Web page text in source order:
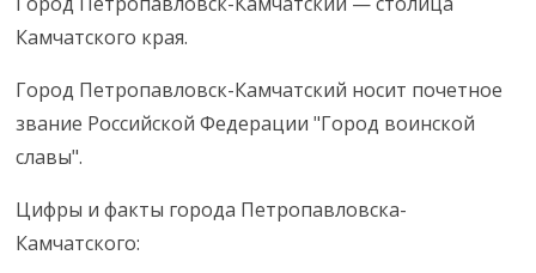
Камчатского края.
Город Петропавловск-Камчатский носит почетное
звание Российской Федерации "Город воинской
славы".
Цифры и факты города Петропавловска-
Камчатского: